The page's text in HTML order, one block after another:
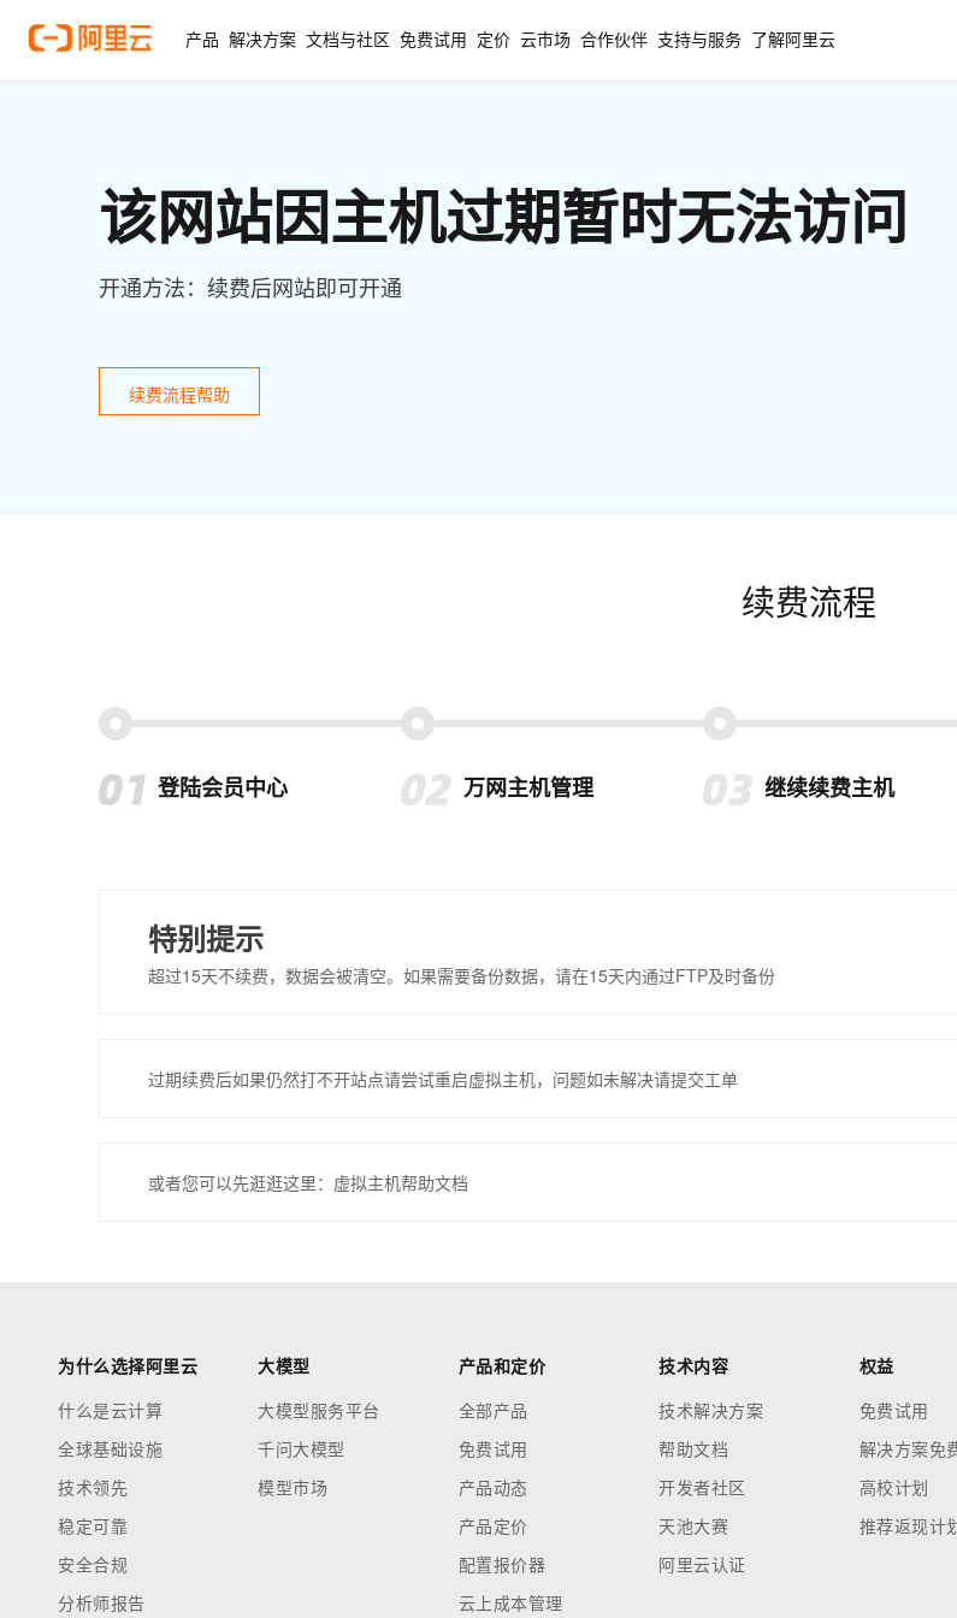
产品 解决方案 文档与社区 免费试用 定价 云市场 合作伙伴 支持与服务 了解阿里云
该网站因主机过期暂时无法访问
开通方法：续费后网站即可开通
续费流程帮助
续费流程
登陆会员中心 万网主机管理 继续续费主机
特别提示
超过15天不续费，数据会被清空。如果需要备份数据，请在15天内通过FTP及时备份
过期续费后如果仍然打不开站点请尝试重启虚拟主机，问题如未解决请提交工单
或者您可以先逛逛这里：虚拟主机帮助文档